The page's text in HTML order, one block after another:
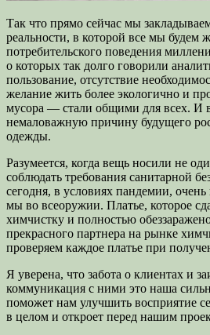
Так что прямо сейчас мы
реальности, в которой все мы будем
потребительского поведения
о которых так долго говорили
пользование, отсутствие
желание жить более экологично и
мусора — стали общими для всех. И
немаловажную причину будущего
одежды.
Разумеется, когда вещь носили не
соблюдать требования санитарной
сегодня, в условиях пандемии,
мы во всеоружии. Платье, которое
химчистку и полностью
прекрасного партнера на рынке
проверяем каждое платье при
Я уверена, что забота о клиентах и
коммуникация с ними это наша
поможет нам улучшить восприятие
в целом и откроет перед нашим